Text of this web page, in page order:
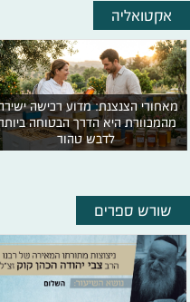
אקטואליה
לדבש טהור
שורש ספרים